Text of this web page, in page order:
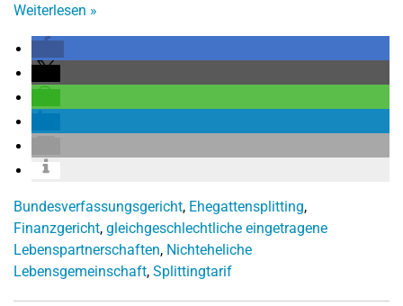
Weiterlesen »
Bundesverfassungsgericht, Ehegattensplitting,
Finanzgericht, gleichgeschlechtliche eingetragene
Lebenspartnerschaften, Nichteheliche
Lebensgemeinschaft, Splittingtarif